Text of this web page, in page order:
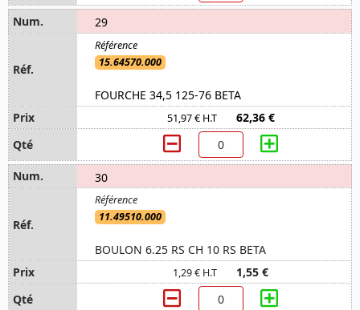
29
15.64570.000
FOURCHE 34,5 125-76 BETA
51,97 € H.T 62,36 €
30
11.49510.000
BOULON 6.25 RS CH 10 RS BETA
1,29 € H.T 1,55 €